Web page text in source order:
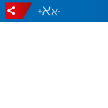
-
+